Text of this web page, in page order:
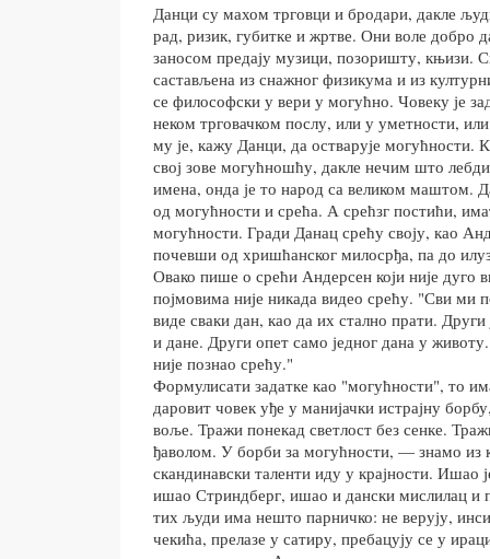
Данци су махом трговци и бродари, дакле
рад, ризик, губитке и жртве. Они воле добро
заносом предају музици, позоришту, књизи.
састављена из снажног физикума и из
се философски у вери у могућно. Човеку је
неком трговачком послу, или у уметности,
му је, кажу Данци, да остварује могућности.
свој зове могућношћу, дакле нечим што
имена, онда је то народ са великом маштом.
од могућности и срећа. А срећзг постићи,
могућности. Гради Данац срећу своју, као
почевши од хришћанског милосрђа, па до
Овако пише о срећи Андерсен који није дуго
појмовима није никада видео срећу. "Сви ми
виде сваки дан, као да их стално прати. Други
и дане. Други опет само једног дана у
није познао срећу."
Формулисати задатке као "могућности", то
даровит човек уђе у манијачки истрајну
воље. Тражи понекад светлост без сенке.
ђаволом. У борби за могућности, — знамо
скандинавски таленти иду у крајности. Ишао
ишао Стриндберг, ишао и дански мислилац и
тих људи има нешто парничко: не верују,
чекића, прелазе у сатиру, пребацују се у